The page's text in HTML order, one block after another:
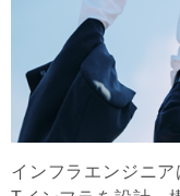
インフラエンジニ